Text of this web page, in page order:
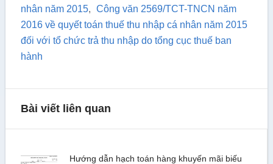
nhân năm 2015, Công văn 2569/TCT-TNCN năm
2016 về quyết toán thuế thu nhập cá nhân năm 2015
đối với tổ chức trả thu nhập do tổng cục thuế ban
hành
Bài viết liên quan
Hướng dẫn hạch toán hàng khuyến mãi biếu